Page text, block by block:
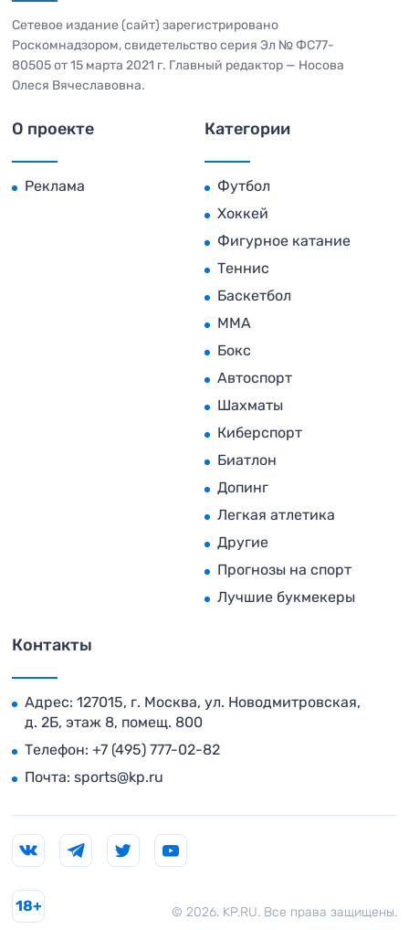
Сетевое издание (сайт) зарегистрировано
Роскомнадзором, свидетельство серия Эл № ФС77-
80505 от 15 марта 2021 г. Главный редактор — Носова
Олеся Вячеславовна.
О проекте
Реклама
Категории
Футбол
Хоккей
Фигурное катание
Теннис
Баскетбол
MMA
Бокс
Автоспорт
Шахматы
Киберспорт
Биатлон
Допинг
Легкая атлетика
Другие
Прогнозы на спорт
Лучшие букмекеры
Контакты
Адрес: 127015, г. Москва, ул. Новодмитровская,
д. 2Б, этаж 8, помещ. 800
Телефон: +7 (495) 777-02-82
Почта: sports@kp.ru
© 2026. KP.RU. Все права защищены.
18+